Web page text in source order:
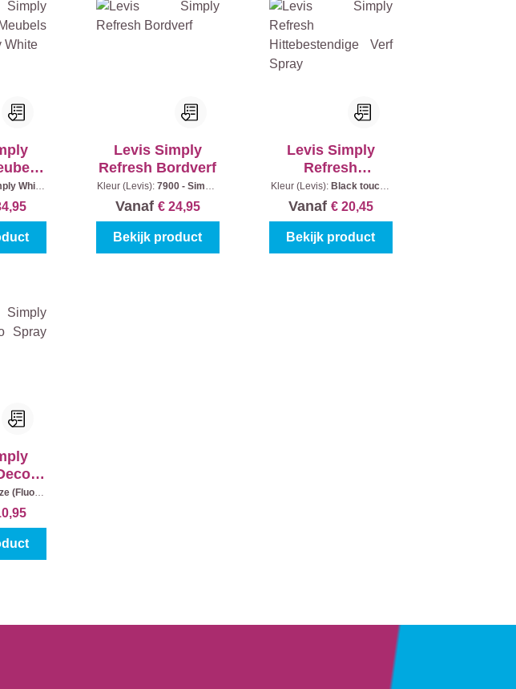
White
Levis Simply
Refresh Bordverf
Kleur (Levis): 7900 - Simply
Vanaf € 24,95
Bekijk product
Levis Simply
Refresh
Hittebestendige
Verf Spray
Kleur (Levis): Black touch|
Vanaf € 20,45
Bekijk product
Roze
(Fluo)|